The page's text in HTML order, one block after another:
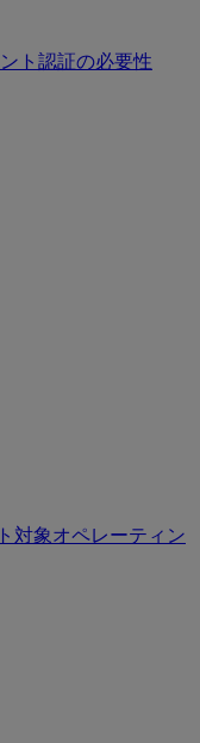
ント認証の必要性
対象オペレーティン